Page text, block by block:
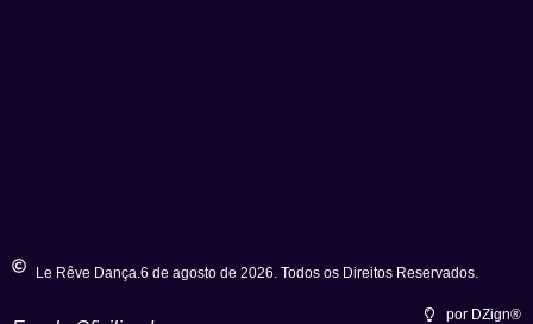
Le Rêve Dança.6 de agosto de 2026. Todos os Direitos Reservados.
por DZign®